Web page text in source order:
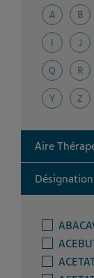
A B
I J
Q R
Y Z
Aire